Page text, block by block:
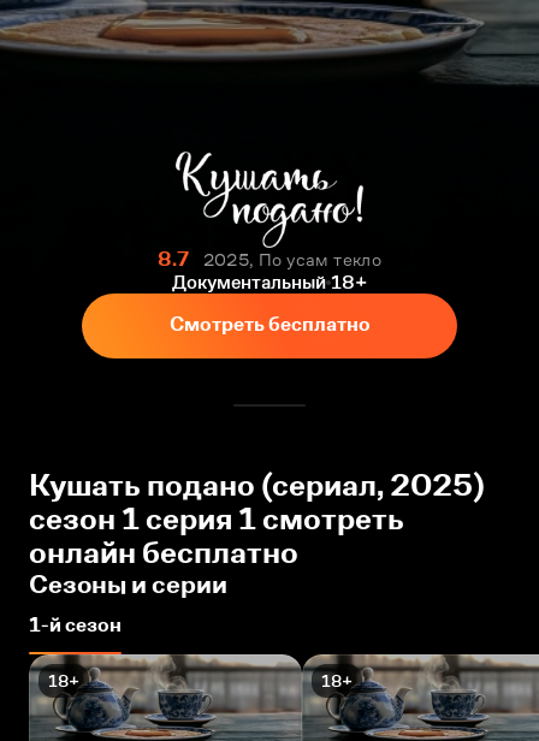
8.7
2025, По усам текло
Документальный 18+
Смотреть бесплатно
Кушать подано (сериал, 2025)
сезон 1 серия 1 смотреть
онлайн бесплатно
Сезоны и серии
1-й сезон
18+ 18+